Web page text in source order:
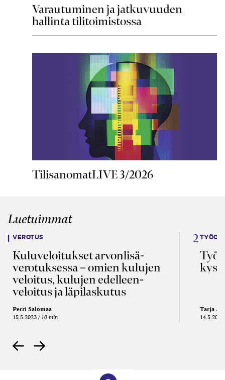
Varautuminen ja jatkuvuuden
hallinta tilitoimistossa
TilisanomatLIVE 3/2026
Luetuimmat
VEROTUS
Kulu­veloitukset arvon­lisä­
verotuksessa – omien kulujen
veloitus, kulujen edelleen­
veloitus ja läpi­laskutus
Petri Salomaa
15.5.2023 10 min
Tarja
14.5.2021